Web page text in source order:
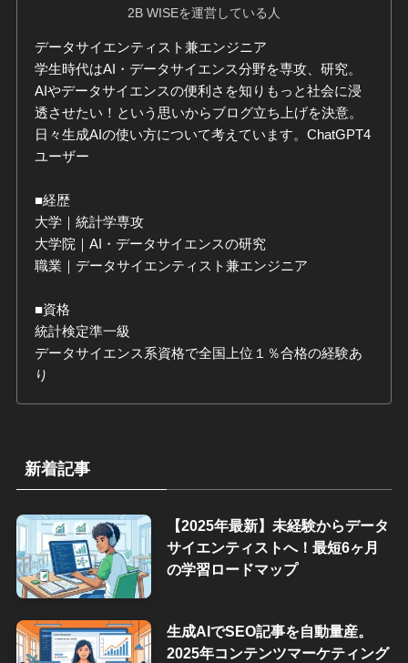
2B WISEを運営している人
データサイエンティスト兼エンジニア
学生時代はAI・データサイエンス分野を専攻、研究。
AIやデータサイエンスの便利さを知りもっと社会に浸
透させたい！という思いからブログ立ち上げを決意。
日々生成AIの使い方について考えています。ChatGPT4
ユーザー
■経歴
大学｜統計学専攻
大学院｜AI・データサイエンスの研究
職業｜データサイエンティスト兼エンジニア
■資格
統計検定準一級
データサイエンス系資格で全国上位１％合格の経験あ
り
新着記事
【2025年最新】未経験からデータ
サイエンティストへ！最短6ヶ月
の学習ロードマップ
生成AIでSEO記事を自動量産。
2025年コンテンツマーケティング